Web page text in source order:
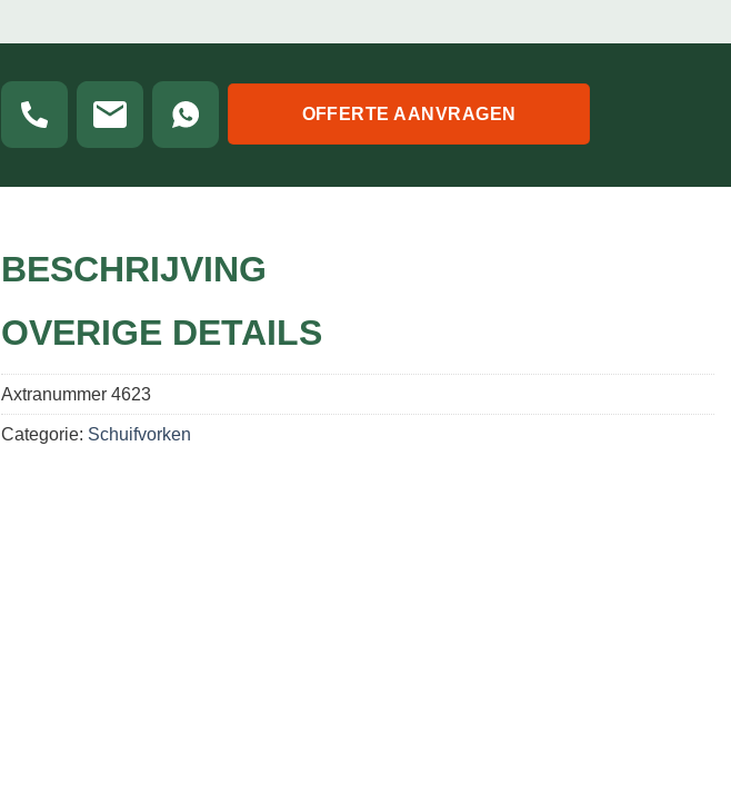
OFFERTE AANVRAGEN
BESCHRIJVING
OVERIGE DETAILS
Axtranummer 4623
Categorie: Schuifvorken